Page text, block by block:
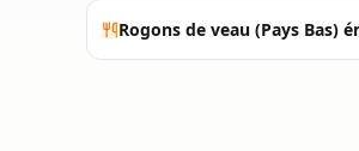
Rogons de veau (Pays Bas)